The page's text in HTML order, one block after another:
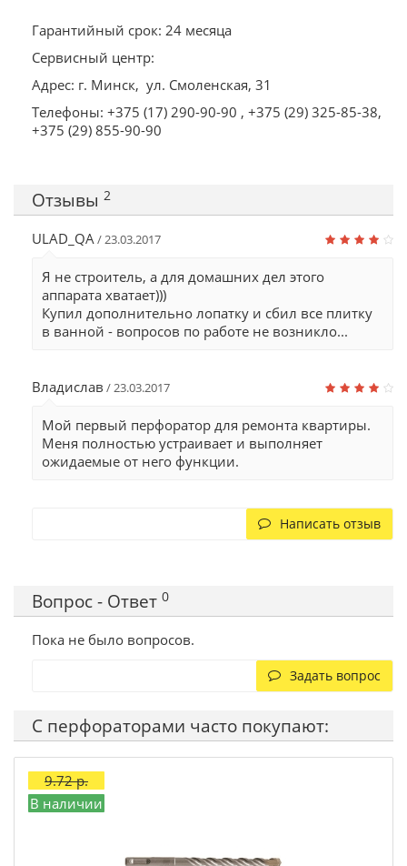
Гарантийный срок: 24 месяца
Сервисный центр:
Адрес: г. Минск, ул. Смоленская, 31
Телефоны: +375 (17) 290-90-90 , +375 (29) 325-85-38,
+375 (29) 855-90-90
Отзывы 2
ULAD_QA/ 23.03.2017
Я не строитель, а для домашних дел этого
аппарата хватает)))
Купил дополнительно лопатку и сбил все плитку
в ванной - вопросов по работе не возникло...
Владислав / 23.03.2017
Мой первый перфоратор для ремонта квартиры.
Меня полностью устраивает и выполняет
ожидаемые от него функции.
Написать отзыв
Вопрос - Ответ 0
Пока не было вопросов.
Задать вопрос
С перфораторами часто покупают:
9.72 р.
В наличии